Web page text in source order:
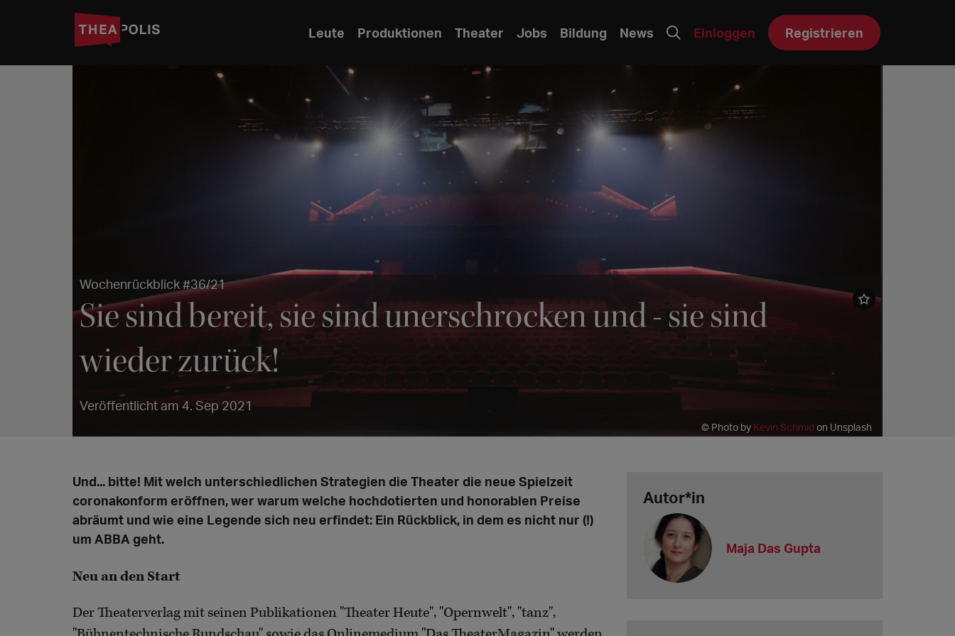
Leute Produktionen Theater Jobs Bildung News Einloggen Registrieren
Wochenrückblick #36/21
Sie sind bereit, sie sind unerschrocken und - sie sind
wieder zurück!
Veröffentlicht am 4. Sep 2021
© Photo by Kevin Schmidon Unsplash
Und... bitte! Mit welch unterschiedlichen Strategien die Theater die neue Spielzeit
coronakonform eröffnen, wer warum welche hochdotierten und honorablen Preise
abräumt und wie eine Legende sich neu erfindet: Ein Rückblick, in dem es nicht nur (!)
um ABBA geht.
Neu an den Start
Der Theaterverlag mit seinen Publikationen "Theater Heute", "Opernwelt", "tanz",
Autor*in
Maja Das Gupta